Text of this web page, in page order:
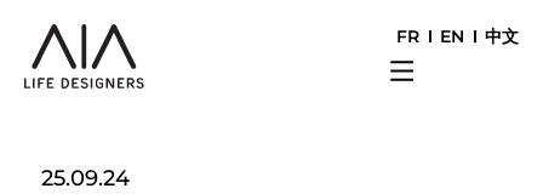
FR EN 中文
25.09.24